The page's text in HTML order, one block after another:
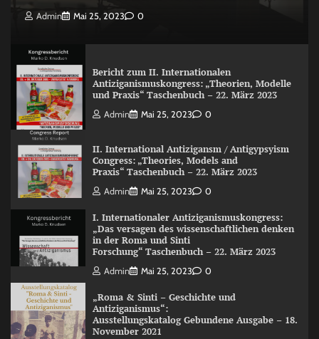
Admin Mai 25, 2023 0
Bericht zum II. Internationalen
Antiziganismuskongress: „Theorien, Modelle
und Praxis“ Taschenbuch – 22. März 2023
Admin Mai 25, 2023 0
II. International Antizigansm / Antigypsyism
Congress: „Theories, Models and
Praxis“ Taschenbuch – 22. März 2023
Admin Mai 25, 2023 0
I. Internationaler Antiziganismuskongress:
„Das versagen des wissenschaftlichen denken
in der Roma und Sinti
Forschung“ Taschenbuch – 22. März 2023
Admin Mai 25, 2023 0
„Roma & Sinti – Geschichte und
Antiziganismus“:
Ausstellungskatalog Gebundene Ausgabe – 18.
November 2021